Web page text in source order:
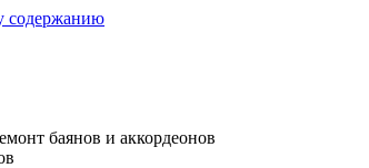
содержанию
баянов и аккордеонов